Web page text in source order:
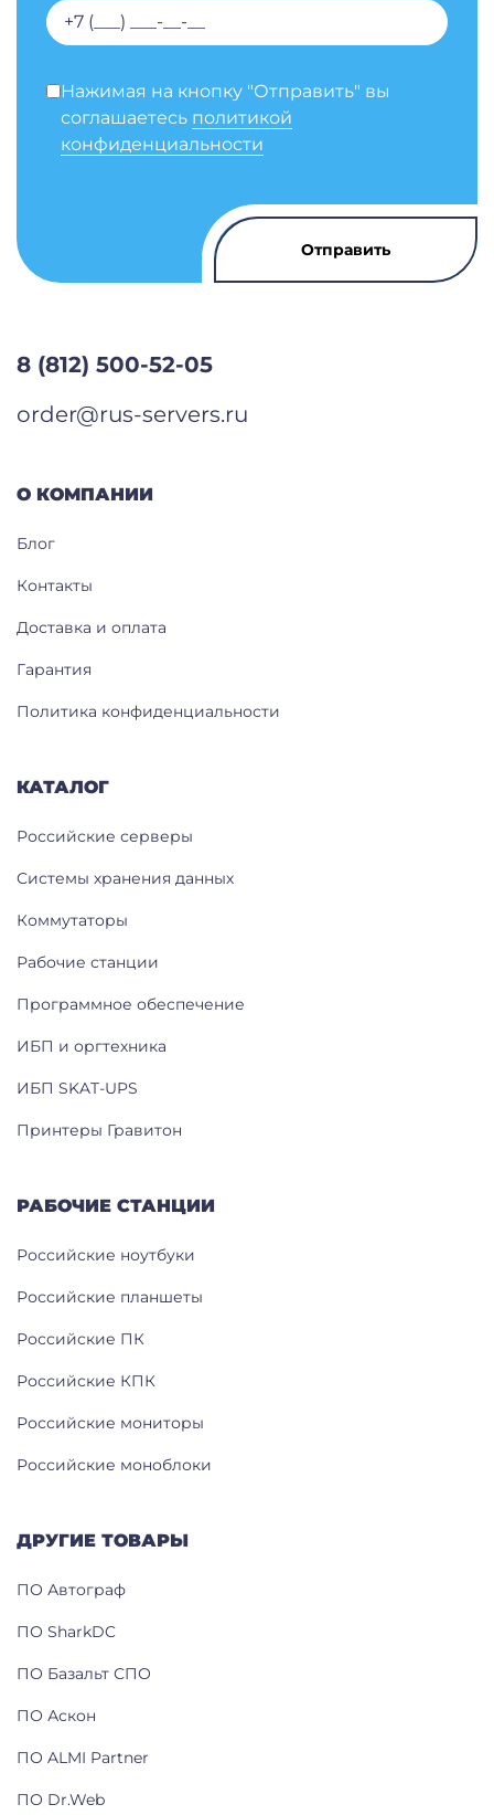
Нажимая на кнопку "Отправить" вы
соглашаетесь политикой
конфиденциальности
КАТАЛОГ
Российские серверы
Системы хранения данных
Коммутаторы
Рабочие станции
Программное обеспечение
ИБП и оргтехника
ИБП SKAT-UPS
Принтеры Гравитон
РАБОЧИЕ СТАНЦИИ
Российские ноутбуки
Российские планшеты
Российские ПК
Российские КПК
Российские мониторы
Российские моноблоки
ДРУГИЕ ТОВАРЫ
ПО Автограф
ПО SharkDC
ПО Базальт СПО
ПО Аскон
ПО ALMI Partner
ПО Dr.Web
О КОМПАНИИ
Блог
Контакты
Доставка и оплата
Гарантия
Политика конфиденциальности
8 (812) 500-52-05
order@rus-servers.ru